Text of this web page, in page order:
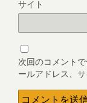
サイト
次回のコメント
ールアドレス、サ